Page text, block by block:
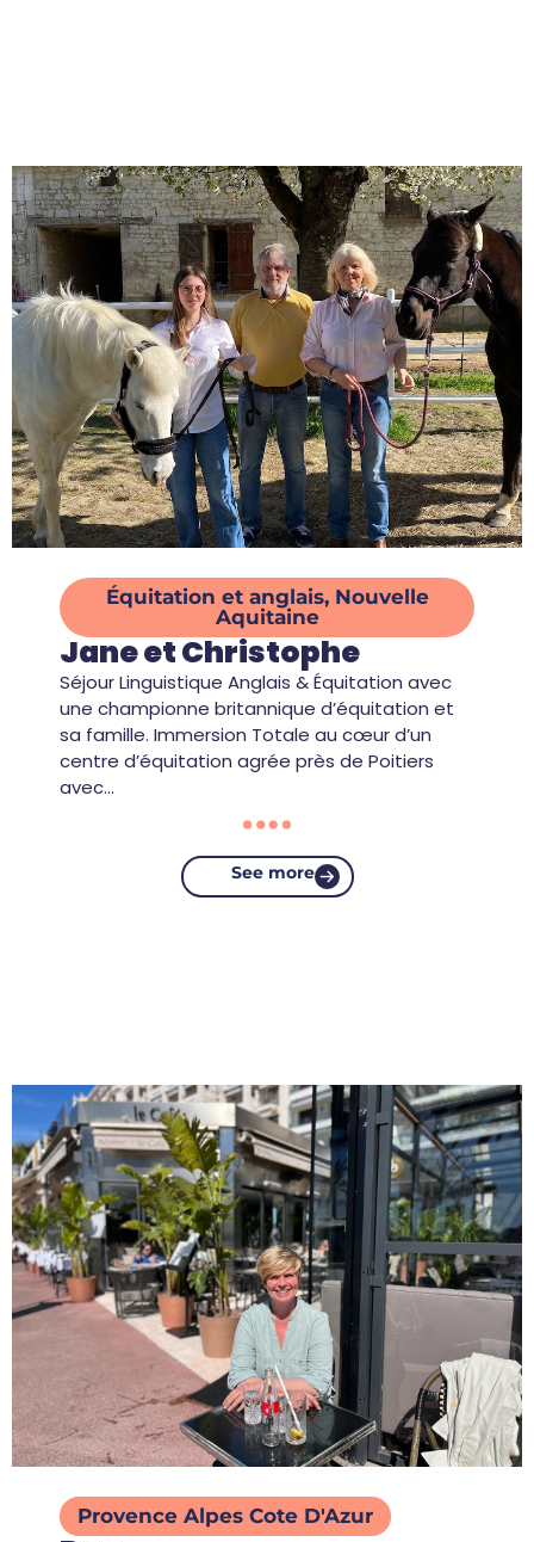
Équitation et anglais, Nouvelle
Aquitaine
Jane et Christophe
Séjour Linguistique Anglais & Équitation avec
une championne britannique d’équitation et
sa famille. Immersion Totale au cœur d’un
centre d’équitation agrée près de Poitiers
avec…
See more
Provence Alpes Cote D'Azur